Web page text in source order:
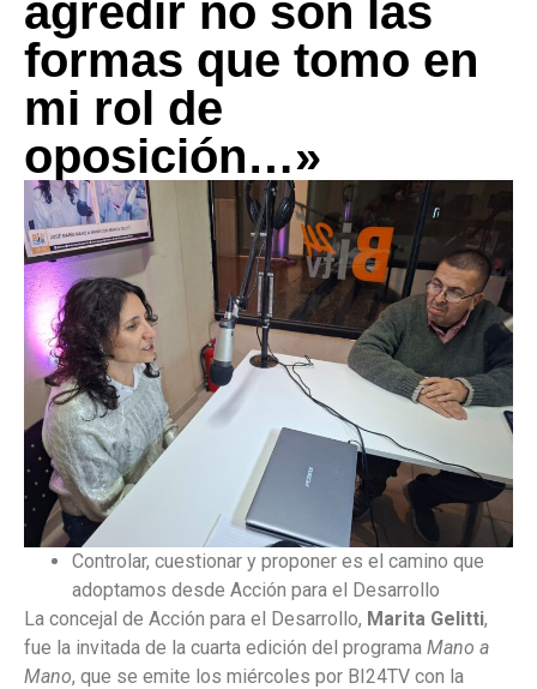
agredir no son las
formas que tomo en
mi rol de
oposición…»
Controlar, cuestionar y proponer es el camino que
adoptamos desde Acción para el Desarrollo
La concejal de Acción para el Desarrollo, Marita Gelitti,
fue la invitada de la cuarta edición del programa Mano a
Mano, que se emite los miércoles por BI24TV con la